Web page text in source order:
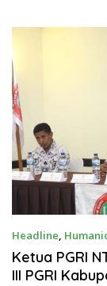
Headline,
Ketua PGRI
III PGRI